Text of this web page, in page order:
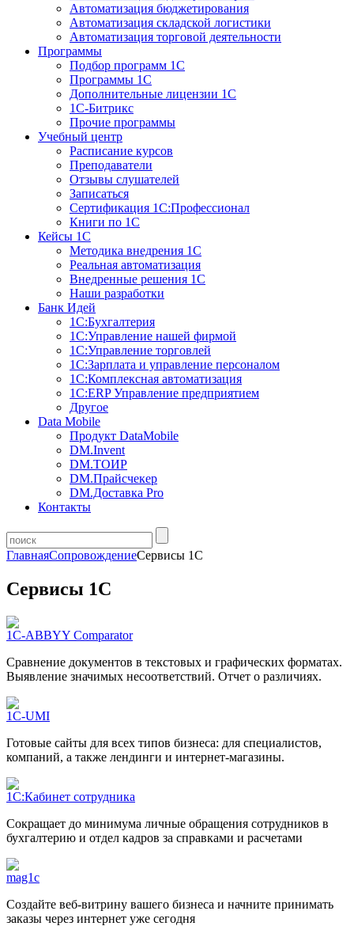
Автоматизация бюджетирования
Автоматизация складской логистики
Автоматизация торговой деятельности
Программы
Подбор программ 1С
Программы 1С
Дополнительные лицензии 1С
1С-Битрикс
Прочие программы
Учебный центр
Расписание курсов
Преподаватели
Отзывы слушателей
Записаться
Сертификация 1С:Профессионал
Книги по 1С
Кейсы 1С
Методика внедрения 1С
Реальная автоматизация
Внедренные решения 1С
Наши разработки
Банк Идей
1С:Бухгалтерия
1С:Управление нашей фирмой
1С:Управление торговлей
1С:Зарплата и управление персоналом
1С:Комплексная автоматизация
1С:ERP Управление предприятием
Другое
Data Mobile
Продукт DataMobile
DM.Invent
DM.ТОИР
DM.Прайсчекер
DM.Доставка Pro
Контакты
ГлавнаяСопровождениеСервисы 1С
Сервисы 1С
1C-ABBYY Comparator
Сравнение документов в текстовых и графических форматах.
Выявление значимых несоответствий. Отчет о различиях.
1C-UMI
Готовые сайты для всех типов бизнеса: для специалистов,
компаний, а также лендинги и интернет-магазины.
1C:Кабинет сотрудника
Сокращает до минимума личные обращения сотрудников в
бухгалтерию и отдел кадров за справками и расчетами
mag1с
Создайте веб-витрину вашего бизнеса и начните принимать
заказы через интернет уже сегодня